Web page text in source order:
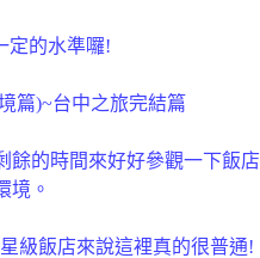
定的水準囉!
餘的時間來好好參觀一下飯店
境。
級飯店來說這裡真的很普通!